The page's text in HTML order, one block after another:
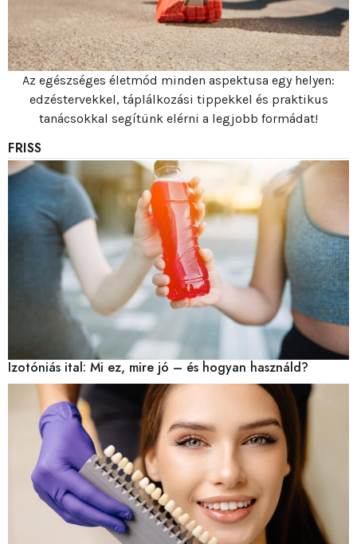
Az egészséges életmód minden aspektusa egy helyen:
edzéstervekkel, táplálkozási tippekkel és praktikus
tanácsokkal segítünk elérni a legjobb formádat!
FRISS
Izotóniás ital: Mi ez, mire jó – és hogyan használd?